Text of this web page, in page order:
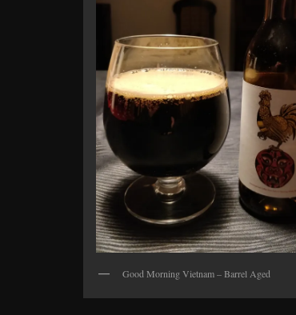
Good Morning Vietnam – Barrel Aged